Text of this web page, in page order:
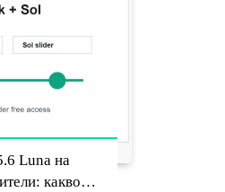
Luna на
какво